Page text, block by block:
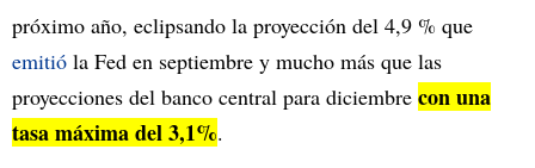
próximo año, eclipsando la proyección del 4,9 % que
emitió la Fed en septiembre y mucho más que las
proyecciones del banco central para diciembre con una
tasa máxima del 3,1%.